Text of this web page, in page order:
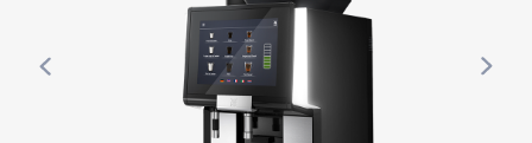
Use arrow keys to navigate between product images, or